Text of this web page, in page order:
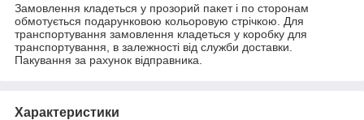
Замовлення кладеться у прозорий пакет і по сторонам
обмотується подарунковою кольоровую стрічкою. Для
транспортування замовлення кладеться у коробку для
транспортування, в залежності від служби доставки.
Пакування за рахунок відправника.
Характеристики